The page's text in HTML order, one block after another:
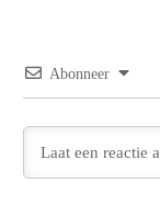
Abonneer